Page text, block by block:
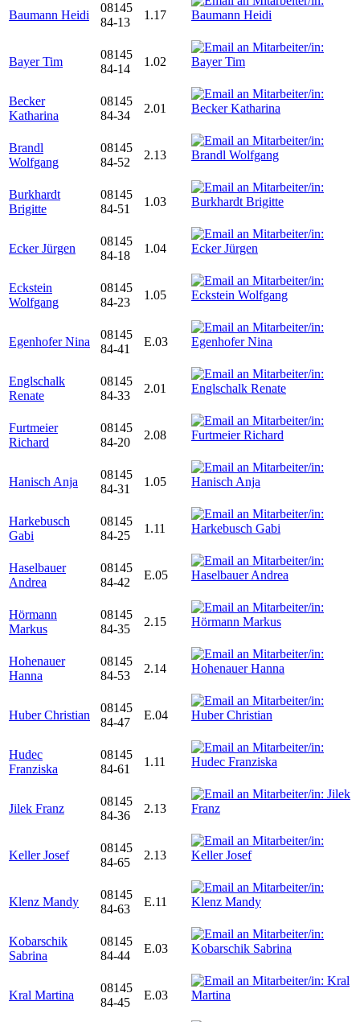
Baumann Heidi
08145
84-13
1.17
Bayer Tim
08145
84-14
1.02
Becker
Katharina
08145
84-34
2.01
Brandl
Wolfgang
08145
84-52
2.13
Burkhardt
Brigitte
08145
84-51
1.03
Ecker Jürgen
08145
84-18
1.04
Eckstein
Wolfgang
08145
84-23
1.05
Egenhofer Nina
08145
84-41
E.03
Englschalk
Renate
08145
84-33
2.01
Furtmeier
Richard
08145
84-20
2.08
Hanisch Anja
08145
84-31
1.05
Harkebusch
Gabi
08145
84-25
1.11
Haselbauer
Andrea
08145
84-42
E.05
Hörmann
Markus
08145
84-35
2.15
Hohenauer
Hanna
08145
84-53
2.14
Huber Christian
08145
84-47
E.04
Hudec
Franziska
08145
84-61
1.11
Jilek Franz
08145
84-36
2.13
Keller Josef
08145
84-65
2.13
Klenz Mandy
08145
84-63
E.11
Kobarschik
Sabrina
08145
84-44
E.03
Kral Martina
08145
84-45
E.03